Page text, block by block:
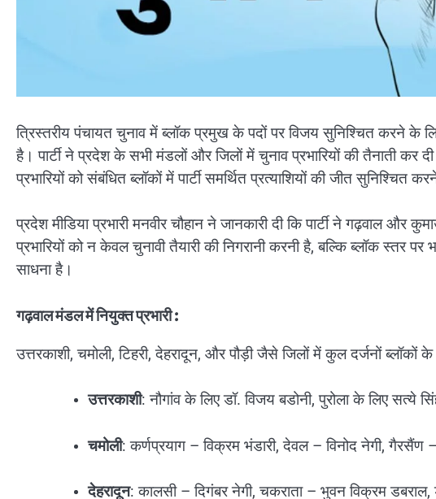
त्रिस्तरीय पंचायत चुनाव में ब्लॉक प्रमुख के पदों पर विजय सुनिश्चित करने के
है। पार्टी ने प्रदेश के सभी मंडलों और जिलों में चुनाव प्रभारियों की तैनाती कर
प्रभारियों को संबंधित ब्लॉकों में पार्टी समर्थित प्रत्याशियों की जीत सुनिश्चित
प्रदेश मीडिया प्रभारी मनवीर चौहान ने जानकारी दी कि पार्टी ने गढ़वाल
प्रभारियों को न केवल चुनावी तैयारी की निगरानी करनी है, बल्कि ब्लॉक स्तर
साधना है।
गढ़वाल मंडल में नियुक्त प्रभारी :
उत्तरकाशी, चमोली, टिहरी, देहरादून, और पौड़ी जैसे जिलों में कुल दर्जनों ब्लॉकों के
उत्तरकाशी: नौगांव के लिए डॉ. विजय बडोनी, पुरोला के लिए सत्ये
चमोली: कर्णप्रयाग – विक्रम भंडारी, देवल – विनोद नेगी,
देहरादून: कालसी – दिगंबर नेगी, चकराता – भुवन विक्रम